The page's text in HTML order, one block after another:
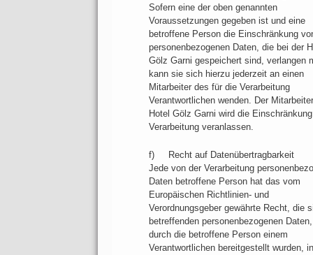
Sofern eine der oben genannten
Voraussetzungen gegeben ist und eine
betroffene Person die Einschränkung
personenbezogenen Daten, die bei der
Gölz Garni gespeichert sind, verlangen
kann sie sich hierzu jederzeit an einen
Mitarbeiter des für die Verarbeitung
Verantwortlichen wenden. Der
Hotel Gölz Garni wird die
Verarbeitung veranlassen.
f) Recht auf Datenübertragbarkeit
Jede von der Verarbeitung
Daten betroffene Person hat das vom
Europäischen Richtlinien- und
Verordnungsgeber gewährte Recht, die
betreffenden personenbezogenen
durch die betroffene Person einem
Verantwortlichen bereitgestellt wurden,